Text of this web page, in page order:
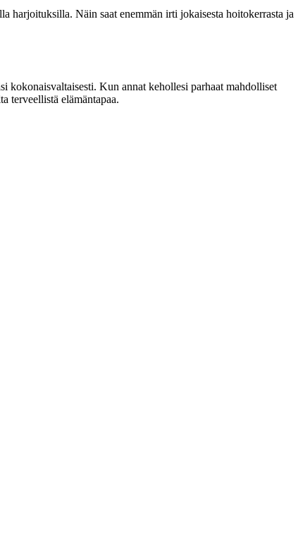
harjoituksilla. Näin saat enemmän irti jokaisesta hoitokerrasta ja
kokonaisvaltaisesti. Kun annat kehollesi parhaat mahdolliset
terveellistä elämäntapaa.